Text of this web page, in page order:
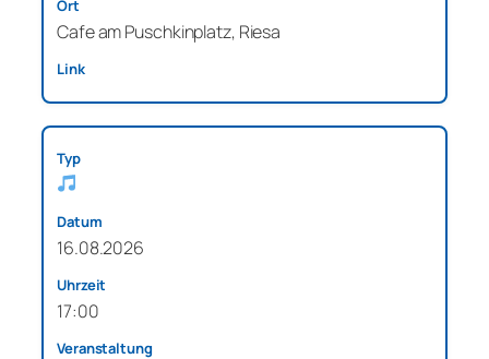
Cafe am Puschkinplatz, Riesa
16.08.2026
17:00